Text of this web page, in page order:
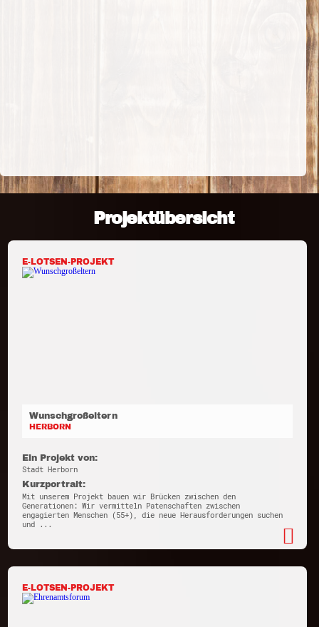
Projektübersicht
E-LOTSEN-PROJEKT
Wunschgroßeltern
HERBORN
Ein Projekt von:
Stadt Herborn
Kurzportrait:
Mit unserem Projekt bauen wir Brücken zwischen den
Generationen: Wir vermitteln Patenschaften zwischen
engagierten Menschen (55+), die neue Herausforderungen suchen
und ...
E-LOTSEN-PROJEKT